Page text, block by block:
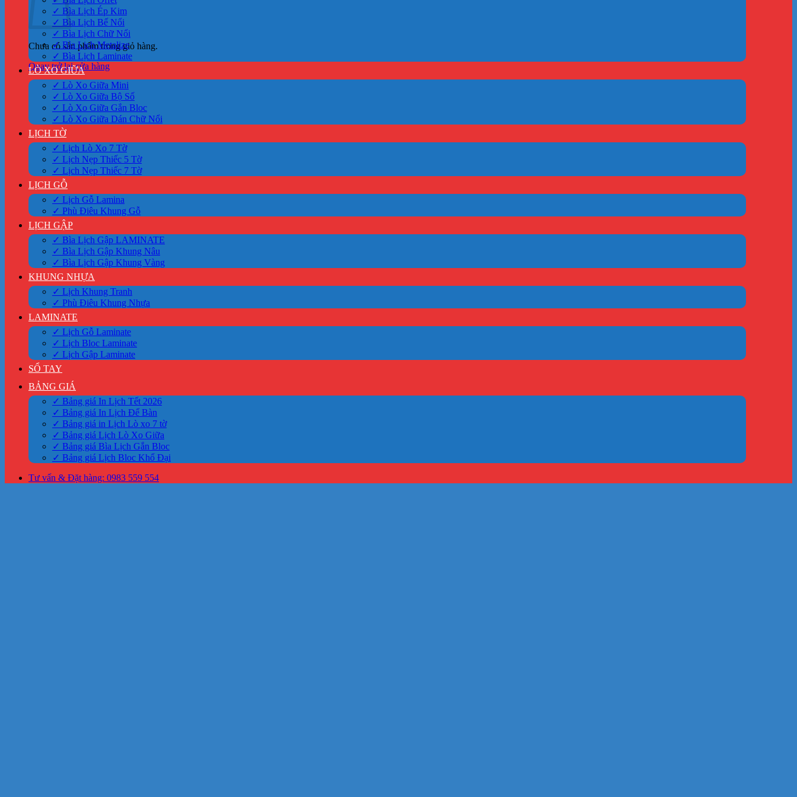
Chưa có sản phẩm trong giỏ hàng.
Quay trở lại cửa hàng
✓ Bìa Lịch Ép Kim
✓ Bìa Lịch Bế Nổi
✓ Bìa Lịch Chữ Nổi
✓ Bìa Lịch Metalize
✓ Bìa Lịch Laminate
LÒ XO GIỮA
✓ Lò Xo Giữa Mini
✓ Lò Xo Giữa Bộ Số
✓ Lò Xo Giữa Gắn Bloc
✓ Lò Xo Giữa Dán Chữ Nổi
LỊCH TỜ
✓ Lịch Lò Xo 7 Tờ
✓ Lịch Nẹp Thiếc 5 Tờ
✓ Lịch Nẹp Thiếc 7 Tờ
LỊCH GỖ
✓ Lịch Gỗ Lamina
✓ Phù Điêu Khung Gỗ
LỊCH GẬP
✓ Bìa Lịch Gập LAMINATE
✓ Bìa Lịch Gập Khung Nâu
✓ Bìa Lịch Gập Khung Vàng
KHUNG NHỰA
✓ Lịch Khung Tranh
✓ Phù Điêu Khung Nhựa
LAMINATE
✓ Lịch Gỗ Laminate
✓ Lịch Bloc Laminate
✓ Lịch Gập Laminate
SỔ TAY
BẢNG GIÁ
✓ Bảng giá In Lịch Tết 2026
✓ Bảng giá In Lịch Để Bàn
✓ Bảng giá in Lịch Lò xo 7 tờ
✓ Bảng giá Lịch Lò Xo Giữa
✓ Bảng giá Bìa Lịch Gắn Bloc
✓ Bảng giá Lịch Bloc Khổ Đại
Tư vấn & Đặt hàng: 0983 559 554